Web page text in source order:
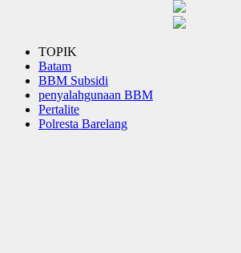
TOPIK
Batam
BBM Subsidi
penyalahgunaan BBM
Pertalite
Polresta Barelang